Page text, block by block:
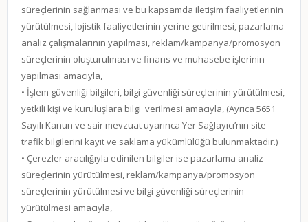
süreçlerinin sağlanması ve bu kapsamda iletişim faaliyetlerinin
yürütülmesi, lojistik faaliyetlerinin yerine getirilmesi, pazarlama
analiz çalışmalarının yapılması, reklam/kampanya/promosyon
süreçlerinin oluşturulması ve finans ve muhasebe işlerinin
yapılması amacıyla,
• İşlem güvenliği bilgileri, bilgi güvenliği süreçlerinin yürütülmesi,
yetkili kişi ve kuruluşlara bilgi verilmesi amacıyla, (Ayrıca 5651
Sayılı Kanun ve sair mevzuat uyarınca Yer Sağlayıcı’nın site
trafik bilgilerini kayıt ve saklama yükümlülüğü bulunmaktadır.)
• Çerezler aracılığıyla edinilen bilgiler ise pazarlama analiz
süreçlerinin yürütülmesi, reklam/kampanya/promosyon
süreçlerinin yürütülmesi ve bilgi güvenliği süreçlerinin
yürütülmesi amacıyla,